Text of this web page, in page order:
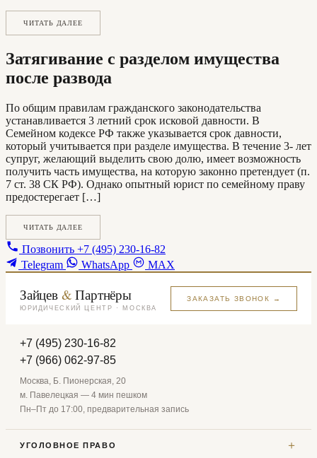
ЧИТАТЬ ДАЛЕЕ
Затягивание с разделом имущества
после развода
По общим правилам гражданского законодательства
устанавливается 3 летний срок исковой давности. В
Семейном кодексе РФ также указывается срок давности,
который учитывается при разделе имущества. В течение 3- лет
супруг, желающий выделить свою долю, имеет возможность
получить часть имущества, на которую законно претендует (п.
7 ст. 38 СК РФ). Однако опытный юрист по семейному праву
предостерегает […]
ЧИТАТЬ ДАЛЕЕ
Позвонить +7 (495) 230-16-82
Telegram
WhatsApp MAX
Зайцев & Партнёры
ЮРИДИЧЕСКИЙ ЦЕНТР · МОСКВА
ЗАКАЗАТЬ ЗВОНОК →
+7 (495) 230-16-82
+7 (966) 062-97-85
Москва, Б. Пионерская, 20
м. Павелецкая — 4 мин пешком
Пн–Пт до 17:00, предварительная запись
УГОЛОВНОЕ ПРАВО ＋